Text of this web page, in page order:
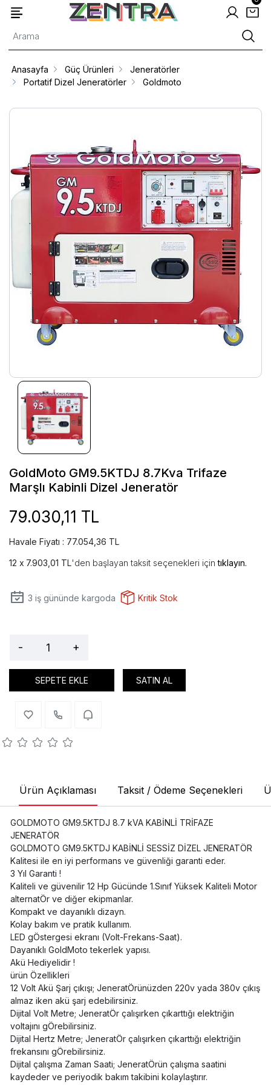
Anasayfa Güç Ürünleri
Jeneratörler
Portatif Dizel Jeneratörler
Goldmoto
GoldMoto GM9.5KTDJ 8.7Kva Trifaze
Marşlı Kabinli Dizel Jeneratör
79.030,11 TL
Havale Fiyatı : 77.054,36 TL
7.903,01 TL'den başlayan taksit seçenekleri içintıklayın.
3 iş gününde kargoda Kritik Stok
- +
SEPETE EKLE SATIN AL
Ürün Açıklaması Taksit / Ödeme Seçenekleri
GOLDMOTO GM9.5KTDJ 8.7 kVA KABİNLİ TRİFAZE
JENERATÖR
GOLDMOTO GM9.5KTDJ KABİNLİ SESSİZ DİZEL JENERATÖR
Kalitesi ile en iyi performans ve güvenliği garanti eder.
3 Yıl Garanti !
Kaliteli ve güvenilir 12 Hp Gücünde 1.Sınıf Yüksek Kaliteli Motor
alternatÖr ve diğer ekipmanlar.
Kompakt ve dayanıklı dizayn.
Kolay bakım ve pratik kullanım.
LED gÖstergesi ekranı (Volt-Frekans-Saat).
Dayanıklı GoldMoto tekerlek yapısı.
Akü Hediyelidir !
ürün Özellikleri
12 Volt Akü Şarj çıkışı; JeneratÖrünüzden 220v yada 380v çıkış
almaz iken akü şarj edebilirsiniz.
Dijital Volt Metre; JeneratÖr çalışırken çıkarttığı elektriğin
voltajını gÖrebilirsiniz.
Dijital Hertz Metre; JeneratÖr çalışırken çıkarttığı elektriğin
frekansını gÖrebilirsiniz.
Dijital çalışma Zaman Saati; JeneratÖrün çalışma saatini
kaydeder ve periyodik bakım takibini kolaylaştırır.